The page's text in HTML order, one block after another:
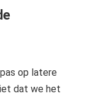
op latere
dat we het